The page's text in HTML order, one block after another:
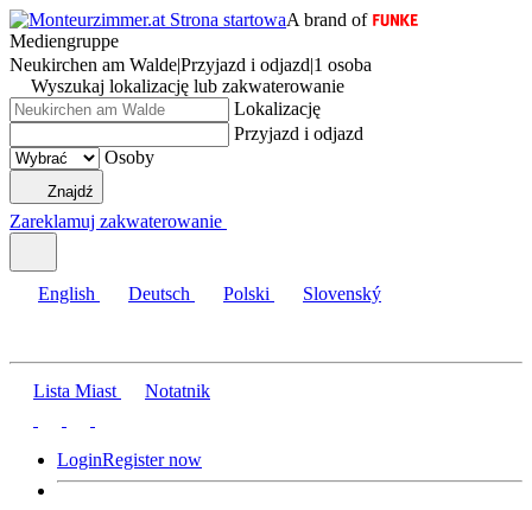
A brand of
Mediengruppe
Neukirchen am Walde|Przyjazd i odjazd|1 osoba
Wyszukaj lokalizację lub zakwaterowanie
Lokalizację
Przyjazd i odjazd
Osoby
Znajdź
Zareklamuj zakwaterowanie
English Deutsch Polski Slovenský
Lista Miast Notatnik
LoginRegister now